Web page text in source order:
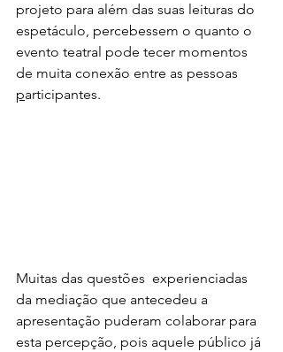
projeto para além das suas leituras do
espetáculo, percebessem o quanto o
evento teatral pode tecer momentos
de muita conexão entre as pessoas
participantes.
Muitas das questões  experienciadas
da mediação que antecedeu a
apresentação puderam colaborar para
esta percepção, pois aquele público já